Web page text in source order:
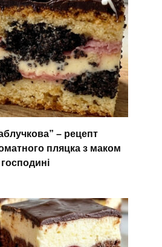
– рецепт
пляцка з маком
господині